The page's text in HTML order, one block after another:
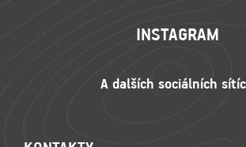
INSTAGRAM